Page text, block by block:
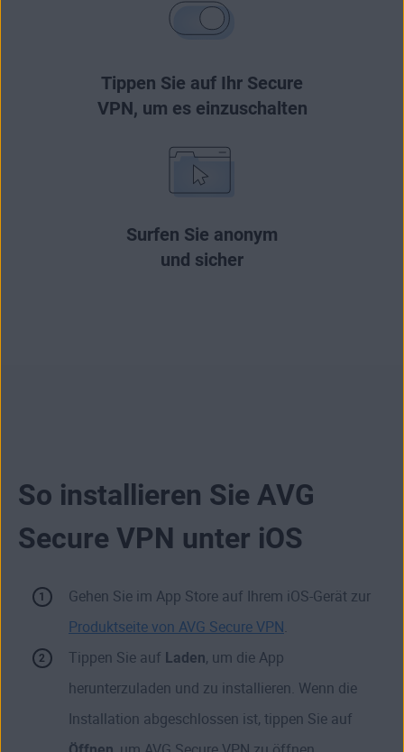
Tippen Sie auf Ihr Secure
VPN, um es einzuschalten
Surfen Sie anonym
und sicher
So installieren Sie AVG
Secure VPN unter iOS
Gehen Sie im App Store auf Ihrem iOS-Gerät zur
Produktseite von AVG Secure VPN.
Tippen Sie auf Laden, um die App
herunterzuladen und zu installieren. Wenn die
Installation abgeschlossen ist, tippen Sie auf